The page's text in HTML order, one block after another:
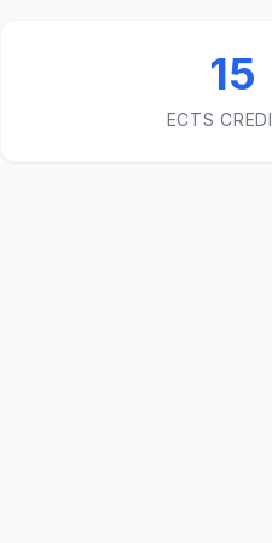
15
ECTS